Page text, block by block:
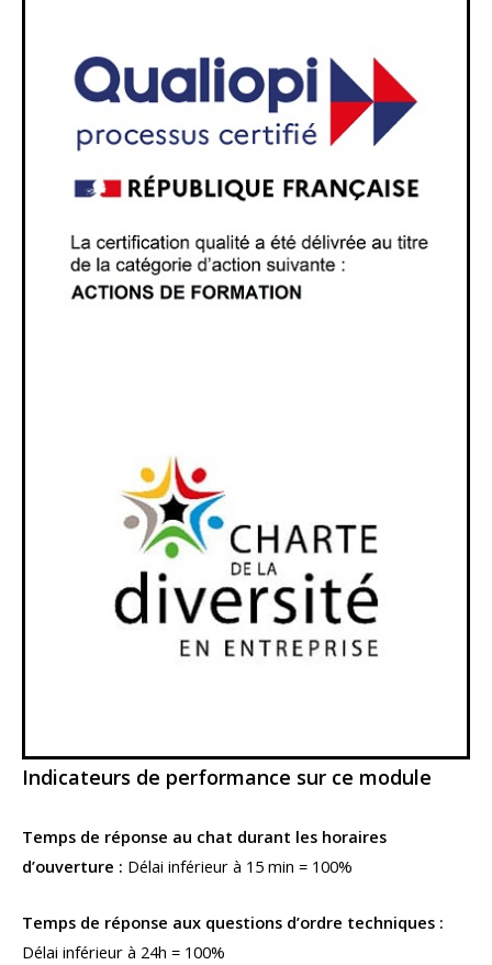
Indicateurs de performance sur ce module
Temps de réponse au chat durant les horaires
d’ouverture : Délai inférieur à 15 min = 100%
Temps de réponse aux questions d’ordre techniques :
Délai inférieur à 24h = 100%